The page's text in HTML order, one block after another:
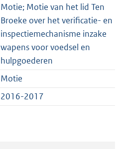
Motie; Motie van het lid Ten
Broeke over het verificatie- en
inspectiemechanisme inzake
wapens voor voedsel en
hulpgoederen
Motie
2016-2017